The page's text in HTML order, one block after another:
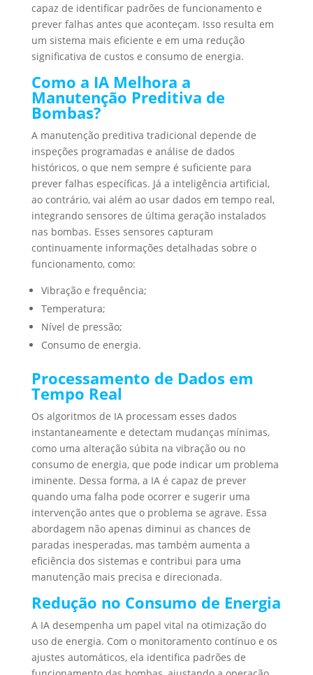
capaz de identificar padrões de funcionamento e
prever falhas antes que aconteçam. Isso resulta em
um sistema mais eficiente e em uma redução
significativa de custos e consumo de energia.
Como a IA Melhora a
Manutenção Preditiva de
Bombas?
A manutenção preditiva tradicional depende de
inspeções programadas e análise de dados
históricos, o que nem sempre é suficiente para
prever falhas específicas. Já a inteligência artificial,
ao contrário, vai além ao usar dados em tempo real,
integrando sensores de última geração instalados
nas bombas. Esses sensores capturam
continuamente informações detalhadas sobre o
funcionamento, como:
Vibração e frequência;
Temperatura;
Nível de pressão;
Consumo de energia.
Processamento de Dados em
Tempo Real
Os algoritmos de IA processam esses dados
instantaneamente e detectam mudanças mínimas,
como uma alteração súbita na vibração ou no
consumo de energia, que pode indicar um problema
iminente. Dessa forma, a IA é capaz de prever
quando uma falha pode ocorrer e sugerir uma
intervenção antes que o problema se agrave. Essa
abordagem não apenas diminui as chances de
paradas inesperadas, mas também aumenta a
eficiência dos sistemas e contribui para uma
manutenção mais precisa e direcionada.
Redução no Consumo de Energia
A IA desempenha um papel vital na otimização do
uso de energia. Com o monitoramento contínuo e os
ajustes automáticos, ela identifica padrões de